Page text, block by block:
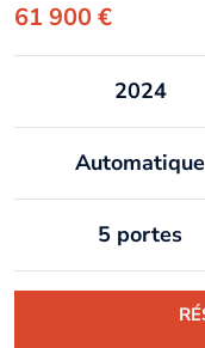
61 900 €
2024
Automatique
5 portes